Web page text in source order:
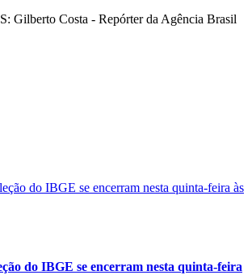
Gilberto Costa - Repórter da Agência Brasil
do IBGE se encerram nesta quinta-feira